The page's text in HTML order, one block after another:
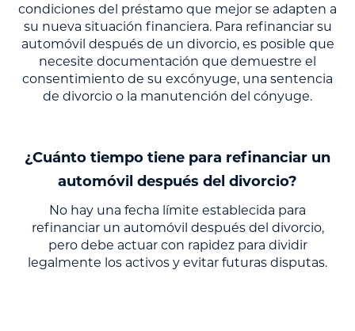
condiciones del préstamo que mejor se adapten a
su nueva situación financiera. Para refinanciar su
automóvil después de un divorcio, es posible que
necesite documentación que demuestre el
consentimiento de su excónyuge, una sentencia
de divorcio o la manutención del cónyuge.
¿Cuánto tiempo tiene para refinanciar un
automóvil después del divorcio?
No hay una fecha límite establecida para
refinanciar un automóvil después del divorcio,
pero debe actuar con rapidez para dividir
legalmente los activos y evitar futuras disputas.